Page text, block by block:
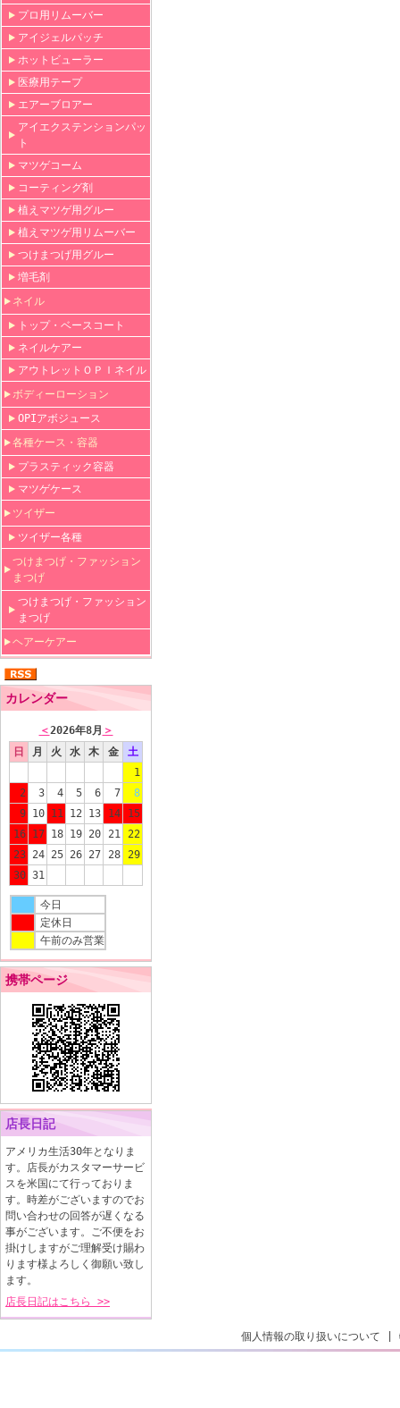
プロ用リムーバー
アイジェルパッチ
ホットビューラー
医療用テープ
エアーブロアー
アイエクステンションパッ
ト
マツゲコーム
コーティング剤
植えマツゲ用グルー
植えマツゲ用リムーバー
つけまつげ用グルー
増毛剤
ネイル
トップ・ベースコート
ネイルケアー
アウトレットＯＰＩネイル
ボディーローション
OPIアボジュース
各種ケース・容器
プラスティック容器
マツゲケース
ツイザー
ツイザー各種
つけまつげ・ファッション
まつげ
つけまつげ・ファッション
まつげ
ヘアーケアー
カレンダー
＜2026年8月 ＞
日
月 火 水 木 金
土
1
2
3 4 5 6 7
8
9 10 11 12 13 14
15
16 17 18 19 20 21
22
23 24 25 26 27 28
29
30 31
今日
定休日
午前のみ営業
携帯ページ
店長日記
アメリカ生活30年となりま
す。店長がカスタマーサービ
スを米国にて行っておりま
す。時差がございますのでお
問い合わせの回答が遅くなる
事がございます。ご不便をお
掛けしますがご理解受け賜わ
ります様よろしく御願い致し
ます。
店長日記はこちら >>
個人情報の取り扱いについて